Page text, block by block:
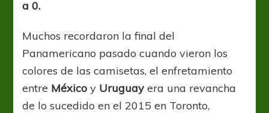
a 0.
Muchos recordaron la final del
Panamericano pasado cuando vieron los
colores de las camisetas, el enfretamiento
entre México y Uruguay era una revancha
de lo sucedido en el 2015 en Toronto,